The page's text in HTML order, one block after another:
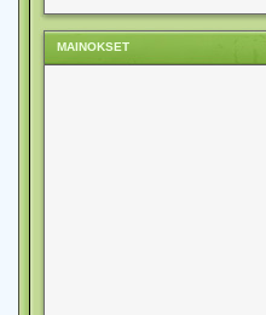
MAINOKSET